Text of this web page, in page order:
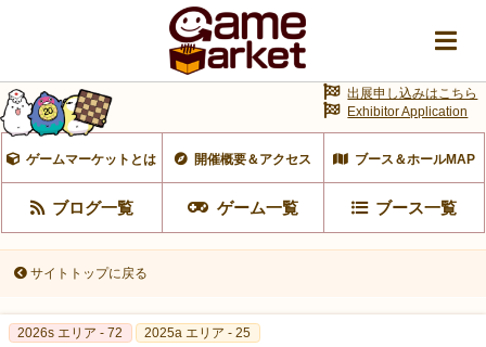
ゲームマーケットとは 開催概要＆アクセス ブース＆ホールMAP
ブログ一覧 ゲーム一覧 ブース一覧
出展申し込みはこちら
Exhibitor Application
サイトトップに戻る
2026s エリア - 72 2025a エリア - 25